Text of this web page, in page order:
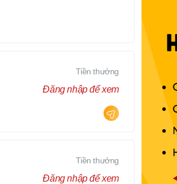
Tiền thưởng
Đăng nhập để xem
Tiền thưởng
Đăng nhập để xem